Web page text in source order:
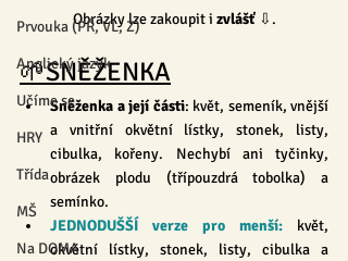
Prvouka (PŘ, VL, Z)
Anglický jazyk
Učíme se
HRY
Třída
MŠ
Na DOMA
Obrázky lze zakoupit i zvlášť ⇩.
🌱SNĚŽENKA
Sněženka a její části: květ, semeník, vnější
a vnitřní okvětní lístky, stonek, listy,
cibulka, kořeny. Nechybí ani tyčinky,
obrázek plodu (třípouzdrá tobolka) a
semínko.
JEDNODUŠŠÍ verze pro menší: květ,
okvětní lístky, stonek, listy, cibulka a